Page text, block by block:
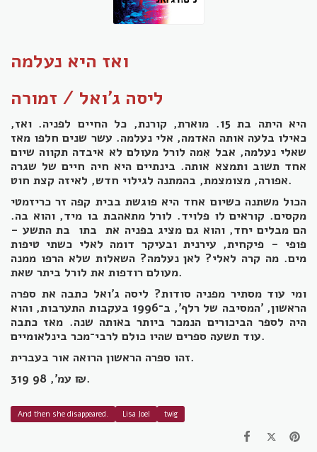
ואז היא נעלמה
היא היתה בת 15. מוארת, קורנת, כל החיים לפניה. ואז,
כאילו בלעה אותה האדמה, אלי נעלמה. עשר שנים חלפו מאז
שאלי נעלמה, אבל אִמה לורל מעולם לא איבדה תקווה שיום
אחד תשוב ותמצא אותה. בינתיים היא חיה חיים של שגרה
אפורה, מצומצמת, בהמתנה לגילוי חדש, לאיזה קצת חוט.
הכול משתנה כשיום אחד היא פוגשת בבית קפה זר כריזמטי
מקסים. קוראים לו פלויד. לורל מתאהבת בו מיד, והוא בה.
הם מבלים יחד, והוא גם מציג בפניה את בתו בת התשע -
פופי - פיקחית, עירנית ובעיקר דומה לאלי כשתי טיפות
מים. מה קרה לאלי? לאן נעלמה? השאלות שלא הרפו ממנה
מעולם רודפות את לורל ביתר שאת.
ומי עוד מסתיר מפניה סודות? ליסה ג'ואל כתבה את ספרה
הראשון, 'המסיבה של רלף', ב־1996 בעקבות התערבות, והוא
היה לספר הביכורים הנמכר ביותר באותה שנה. מאז כתבה
עוד תשעה ספרים שהיו כולם לרבי־מכר בינלאומיים.
זהו ספרה הראשון הרואה אור בעברית.
319 עמ', 98 ₪.
And then she disappeared. Lisa Joel twig